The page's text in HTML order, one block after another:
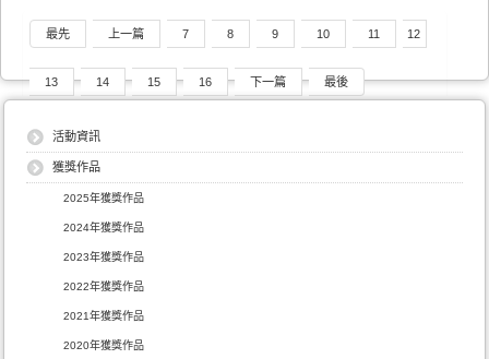
最先 上一篇 7 8 9 10 11 12
13 14 15 16 下一篇 最後
活動資訊
獲獎作品
2025年獲獎作品
2024年獲獎作品
2023年獲獎作品
2022年獲獎作品
2021年獲獎作品
2020年獲獎作品